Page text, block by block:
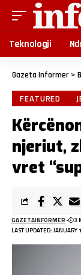
Teknologji
Gazeta Informer >
FEATURED
njeriut,
vret
LAST UPDATED:
GAZETAINFORMER 3